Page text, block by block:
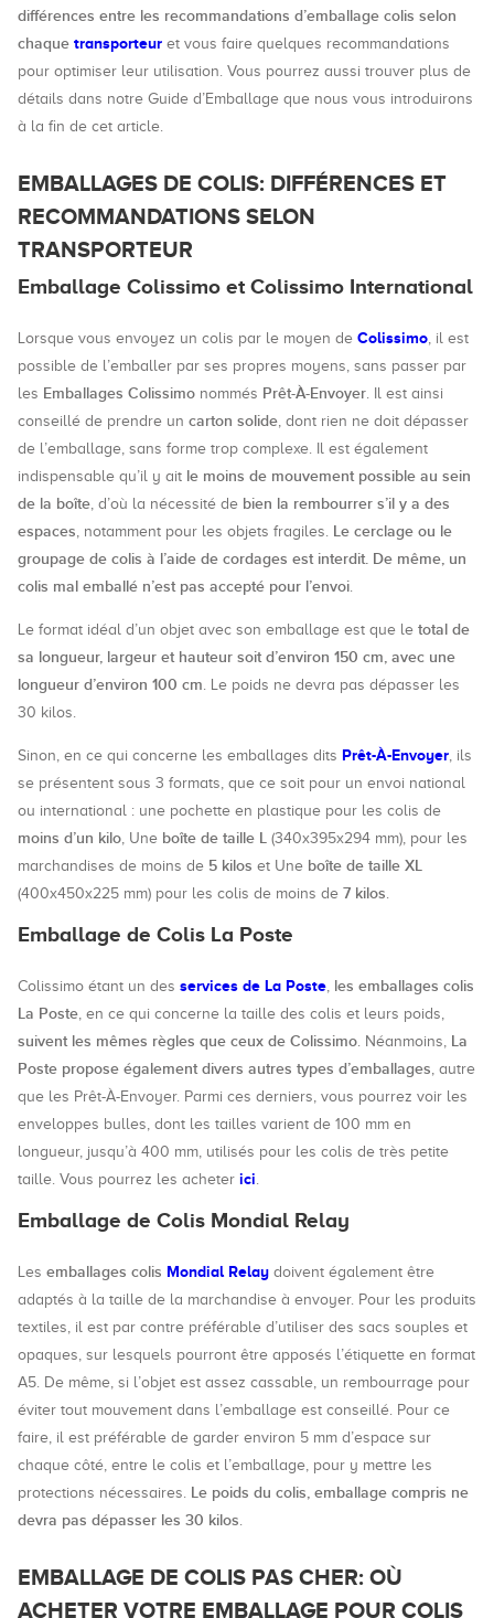
différences entre les recommandations d’emballage colis selon
chaque transporteur et vous faire quelques recommandations
pour optimiser leur utilisation. Vous pourrez aussi trouver plus de
détails dans notre Guide d’Emballage que nous vous introduirons
à la fin de cet article.
EMBALLAGES DE COLIS: DIFFÉRENCES ET
RECOMMANDATIONS SELON
TRANSPORTEUR
Emballage Colissimo et Colissimo International
Lorsque vous envoyez un colis par le moyen de Colissimo, il est
possible de l’emballer par ses propres moyens, sans passer par
les Emballages Colissimo nommés Prêt-À-Envoyer. Il est ainsi
conseillé de prendre un carton solide, dont rien ne doit dépasser
de l’emballage, sans forme trop complexe. Il est également
indispensable qu’il y ait le moins de mouvement possible au sein
de la boîte, d’où la nécessité de bien la rembourrer s’il y a des
espaces, notamment pour les objets fragiles. Le cerclage ou le
groupage de colis à l’aide de cordages est interdit. De même, un
colis mal emballé n’est pas accepté pour l’envoi.
Le format idéal d’un objet avec son emballage est que le total de
sa longueur, largeur et hauteur soit d’environ 150 cm, avec une
longueur d’environ 100 cm. Le poids ne devra pas dépasser les
30 kilos.
Sinon, en ce qui concerne les emballages dits Prêt-À-Envoyer, ils
se présentent sous 3 formats, que ce soit pour un envoi national
ou international : une pochette en plastique pour les colis de
moins d’un kilo, Une boîte de taille L (340x395x294 mm), pour les
marchandises de moins de 5 kilos et Une boîte de taille XL
(400x450x225 mm) pour les colis de moins de 7 kilos.
Emballage de Colis La Poste
Colissimo étant un des services de La Poste, les emballages colis
La Poste, en ce qui concerne la taille des colis et leurs poids,
suivent les mêmes règles que ceux de Colissimo. Néanmoins, La
Poste propose également divers autres types d’emballages, autre
que les Prêt-À-Envoyer. Parmi ces derniers, vous pourrez voir les
enveloppes bulles, dont les tailles varient de 100 mm en
longueur, jusqu’à 400 mm, utilisés pour les colis de très petite
taille. Vous pourrez les acheter ici.
Emballage de Colis Mondial Relay
Les emballages colis Mondial Relay doivent également être
adaptés à la taille de la marchandise à envoyer. Pour les produits
textiles, il est par contre préférable d’utiliser des sacs souples et
opaques, sur lesquels pourront être apposés l’étiquette en format
A5. De même, si l’objet est assez cassable, un rembourrage pour
éviter tout mouvement dans l’emballage est conseillé. Pour ce
faire, il est préférable de garder environ 5 mm d’espace sur
chaque côté, entre le colis et l’emballage, pour y mettre les
protections nécessaires. Le poids du colis, emballage compris ne
devra pas dépasser les 30 kilos.
EMBALLAGE DE COLIS PAS CHER: OÙ
ACHETER VOTRE EMBALLAGE POUR COLIS